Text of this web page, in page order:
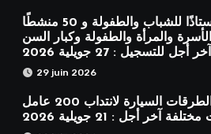
مناظرة انتداب 120 أستاذًا للشباب والطفولة و 50 منشطًا
والمرأة والطفولة وكبار السن
آخر أجل للتسجيل : 27 جويلية 2026
29 juin 2026
مناظرة شركة تونس الطرقات السيارة لانتداب 200 عامل
آخر أجل : 21 جويلية 2026